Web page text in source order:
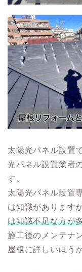
太陽光パネル設置
光パネル設置業者
す。
太陽光パネル設置
は知識があります
は知識不足な方が
施工後のメンテナ
屋根に詳しいほう